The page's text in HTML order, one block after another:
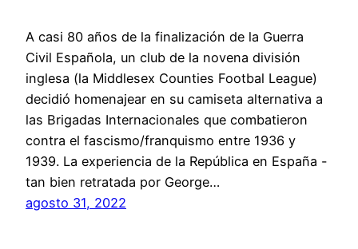
A casi 80 años de la finalización de la Guerra
Civil Española, un club de la novena división
inglesa (la Middlesex Counties Footbal League)
decidió homenajear en su camiseta alternativa a
las Brigadas Internacionales que combatieron
contra el fascismo/franquismo entre 1936 y
1939. La experiencia de la República en España -
tan bien retratada por George…
agosto 31, 2022